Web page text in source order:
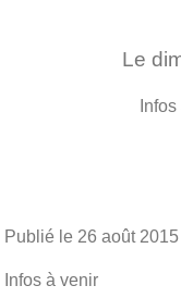
Le
Publié le 26 août 2015
Infos à venir